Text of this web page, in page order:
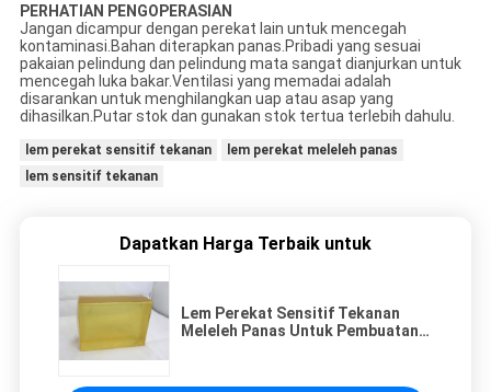
PERHATIAN PENGOPERASIAN
Jangan dicampur dengan perekat lain untuk mencegah
kontaminasi.Bahan diterapkan panas.Pribadi yang sesuai
pakaian pelindung dan pelindung mata sangat dianjurkan untuk
mencegah luka bakar.Ventilasi yang memadai adalah
disarankan untuk menghilangkan uap atau asap yang
dihasilkan.Putar stok dan gunakan stok tertua terlebih dahulu.
lem perekat sensitif tekanan
lem perekat meleleh panas
lem sensitif tekanan
Dapatkan Harga Terbaik untuk
Lem Perekat Sensitif Tekanan
Meleleh Panas Untuk Pembuatan